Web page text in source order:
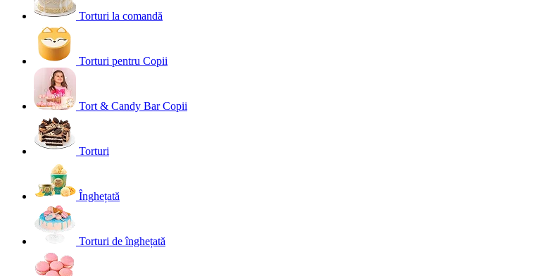
Torturi la comandă
Torturi pentru Copii
Tort & Candy Bar Copii
Torturi
Înghețată
Torturi de înghețată